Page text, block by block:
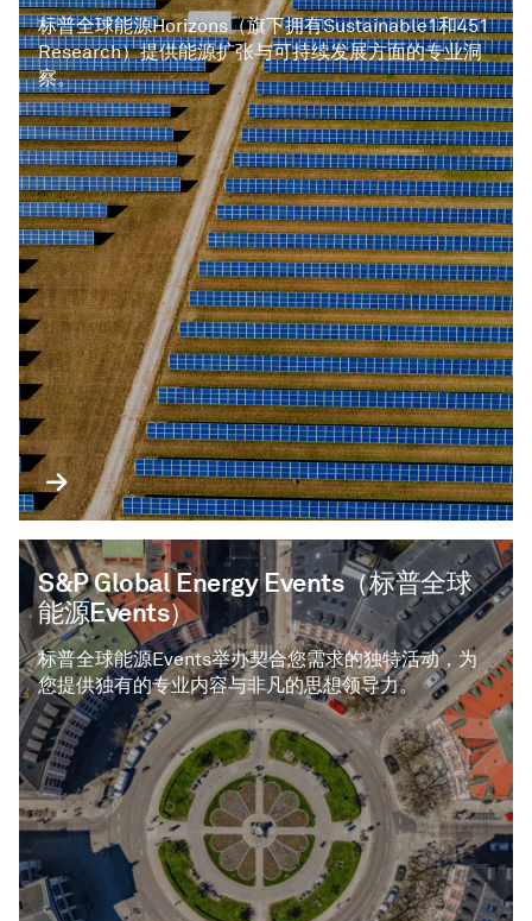
标普全球能源Horizons（旗下拥有Sustainable1和451
Research）提供能源扩张与可持续发展方面的专业洞
察。
S&P Global Energy Events（标普全球
能源Events）
标普全球能源Events举办契合您需求的独特活动，为
您提供独有的专业内容与非凡的思想领导力。